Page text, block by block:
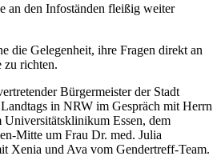
an den Infoständen fleißig weiter
die Gelegenheit, ihre Fragen direkt an
zu richten.
Bürgermeister der Stadt
in NRW im Gespräch mit Herrn
Essen, dem
Mitte um Frau Dr. med. Julia
Xenia und Ava vom Gendertreff-Team.